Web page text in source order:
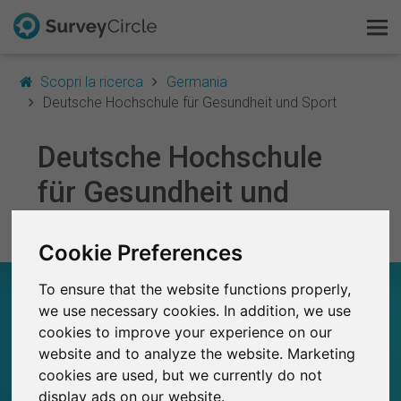
Cookie Preferences
To ensure that the website functions properly,
we use necessary cookies. In addition, we use
cookies to improve your experience on our
website and to analyze the website. Marketing
cookies are used, but we currently do not
display ads on our website.
Scopri la ricerca
Germania
Deutsche Hochschule für Gesundheit und Sport
Deutsche Hochschule
für Gesundheit und
DEUTSCHE HOCHSCHULE FÜR GESUNDHEIT
UND SPORT – A COLPO D’OCCHIO
112
Studi pubblicati in precedenza su
5
Studi attualmente pubblicati su SurveyCircle
Questo è SurveyCircle
Survey Ranking
Scopri la ricerca
FAQ
Registrati gratis
Accedi